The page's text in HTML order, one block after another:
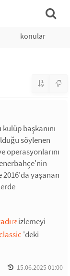
konular
kulüp başkanını
söylenen
operasyonlarını
2016'da yaşanan
izlemeyi
'deki
15.06.2025 01:00